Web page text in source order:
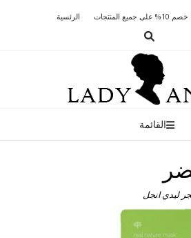
الرئسية المنتجات
القائمة
ليدي انجل